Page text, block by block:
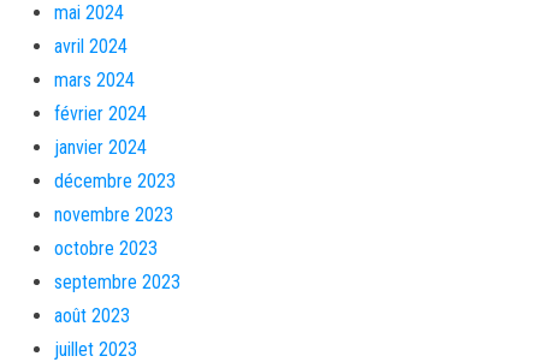
mai 2024
avril 2024
mars 2024
février 2024
janvier 2024
décembre 2023
novembre 2023
octobre 2023
septembre 2023
août 2023
juillet 2023